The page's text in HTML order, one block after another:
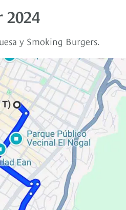
y Smoking Burgers.